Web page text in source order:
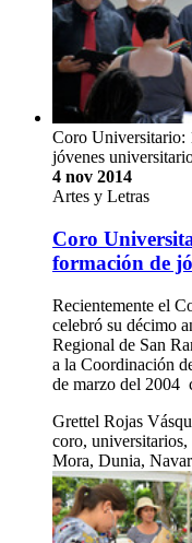
Coro Universitario:
jóvenes
4 nov 2014
Artes y Letras
Coro
formación de
Recientemente el
celebró su décimo
Regional de San
a la Coordinación
de marzo del 2004
Grettel Rojas
coro,
Mora, Dunia,